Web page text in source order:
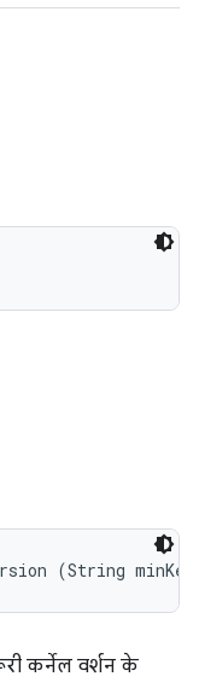
(String
कर्नेल वर्शन के